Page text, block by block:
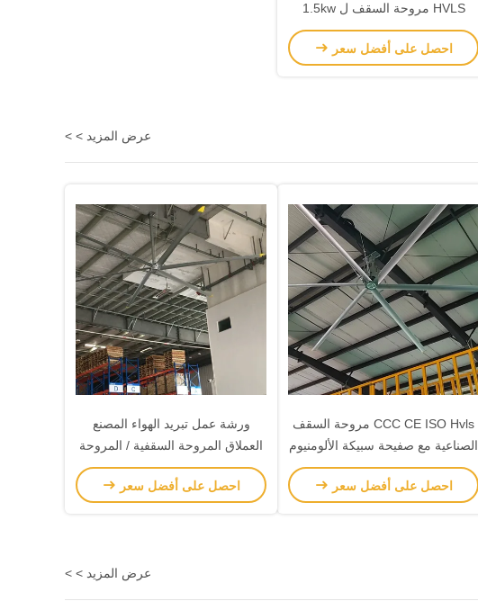
HVLS مروحة السقف ل 1.5kw
برش غير دائم المغناطيس AC
احصل على أفضل سعر
عرض المزيد > >
CCC CE ISO Hvls مروحة السقف
الصناعية مع صفيحة سبيكة الألومنيوم
والمغنيسيوم
احصل على أفضل سعر
ورشة عمل تبريد الهواء المصنع
العملاق المروحة السقفية / المروحة
الصناعية
احصل على أفضل سعر
عرض المزيد > >